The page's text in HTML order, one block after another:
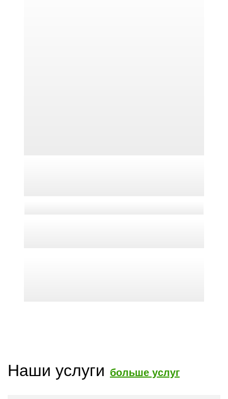
Наши услуги больше услуг